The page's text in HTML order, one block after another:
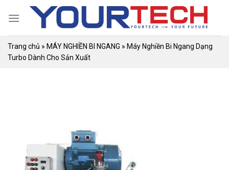
Trang chủ » MÁY NGHIỀN BI NGANG » Máy Nghiền Bi Ngang Dạng
Turbo Dành Cho Sản Xuất